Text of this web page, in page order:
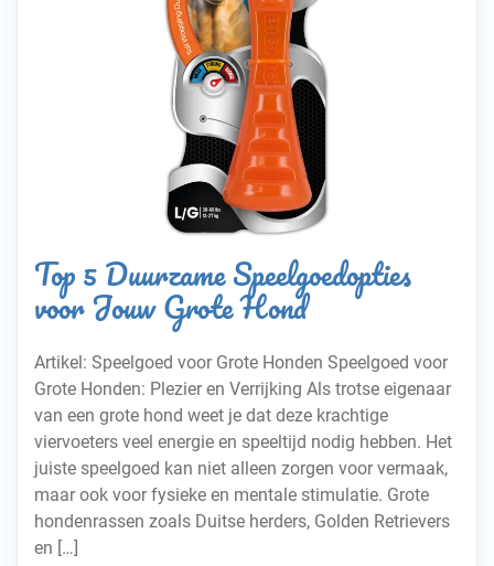
Top 5 Duurzame Speelgoedopties
voor Jouw Grote Hond
Artikel: Speelgoed voor Grote Honden Speelgoed voor
Grote Honden: Plezier en Verrijking Als trotse eigenaar
van een grote hond weet je dat deze krachtige
viervoeters veel energie en speeltijd nodig hebben. Het
juiste speelgoed kan niet alleen zorgen voor vermaak,
maar ook voor fysieke en mentale stimulatie. Grote
hondenrassen zoals Duitse herders, Golden Retrievers
en […]